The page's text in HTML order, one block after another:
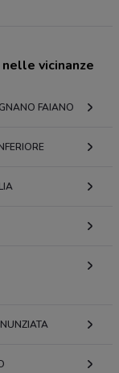
vicinanze
FAIANO